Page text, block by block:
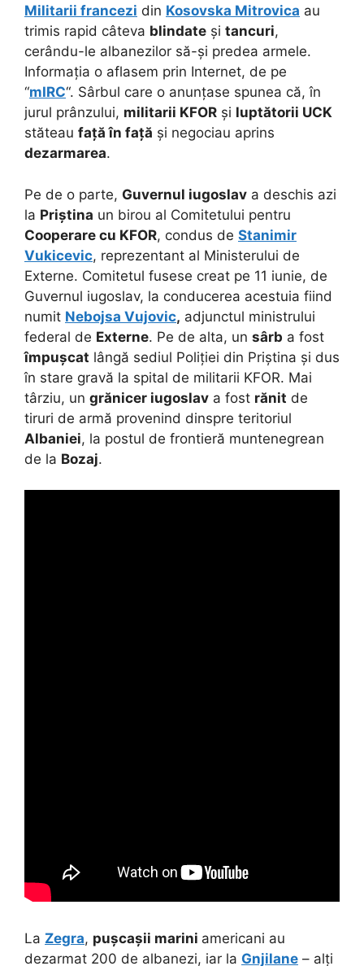
Militarii francezi din Kosovska Mitrovica au
trimis rapid câteva blindate și tancuri,
cerându-le albanezilor să-și predea armele.
Informația o aflasem prin Internet, de pe
“mIRC“. Sârbul care o anunțase spunea că, în
jurul prânzului, militarii KFOR și luptătorii UCK
stăteau față în față și negociau aprins
dezarmarea.
Pe de o parte, Guvernul iugoslav a deschis azi
la Priștina un birou al Comitetului pentru
Cooperare cu KFOR, condus de Stanimir
Vukicevic, reprezentant al Ministerului de
Externe. Comitetul fusese creat pe 11 iunie, de
Guvernul iugoslav, la conducerea acestuia fiind
numit Nebojsa Vujovic, adjunctul ministrului
federal de Externe. Pe de alta, un sârb a fost
împușcat lângă sediul Poliției din Priștina și dus
în stare gravă la spital de militarii KFOR. Mai
târziu, un grănicer iugoslav a fost rănit de
tiruri de armă provenind dinspre teritoriul
Albaniei, la postul de frontieră muntenegrean
de la Bozaj.
La Zegra, pușcașii marini americani au
dezarmat 200 de albanezi, iar la Gnjilane – alți